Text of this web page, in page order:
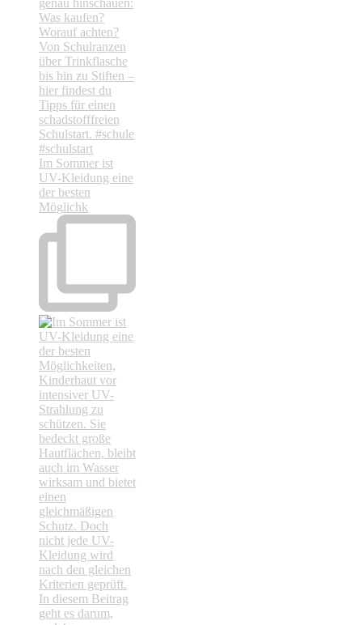
Im Sommer ist
UV-Kleidung eine
der besten
Möglichk